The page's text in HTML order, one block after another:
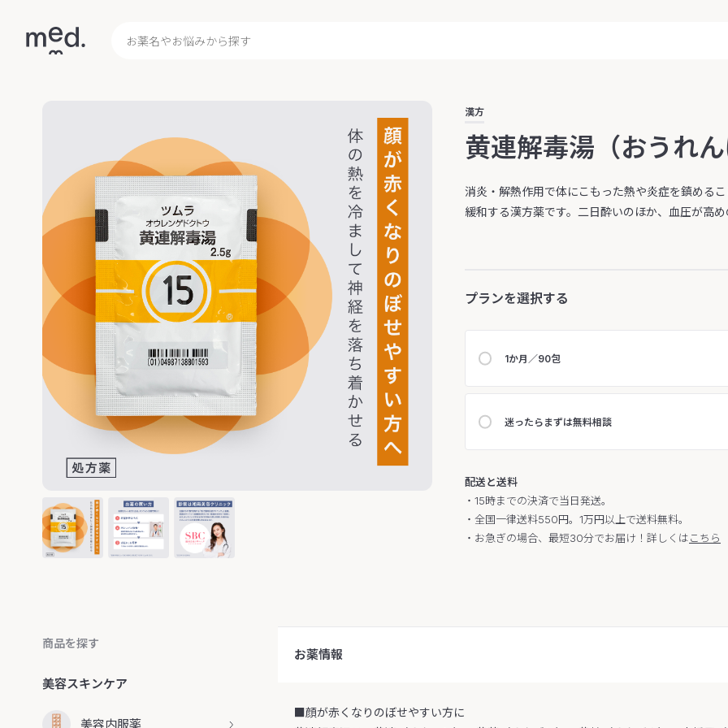
漢方
黄連解毒湯（おうれん
消炎・解熱作用で体にこもった熱や炎症を鎮める
緩和する漢方薬です。二日酔いのほか、血圧が高
プランを選択する
1か月／90包
迷ったらまずは無料相談
配送と送料
・15時までの決済で当日発送。
・全国一律送料550円。1万円以上で送料無料。
・お急ぎの場合、最短30分でお届け！詳しくはこちら
商品を探す
美容スキンケア
美容内服薬
お薬情報
■顔が赤くなりのぼせやすい方に